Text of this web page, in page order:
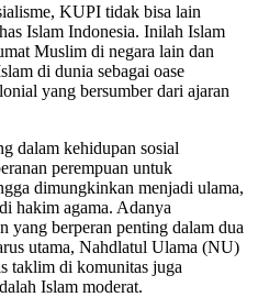
KUPI tidak bisa lain
Islam Indonesia. Inilah Islam
Muslim di negara lain dan
di dunia sebagai oase
yang bersumber dari ajaran
dalam kehidupan sosial
perempuan untuk
dimungkinkan menjadi ulama,
hakim agama. Adanya
yang berperan penting dalam dua
utama, Nahdlatul Ulama (NU)
taklim di komunitas juga
Islam moderat.